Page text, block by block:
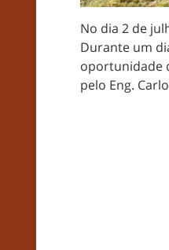
No dia 2 de
Durante um
oportunidade
pelo Eng.